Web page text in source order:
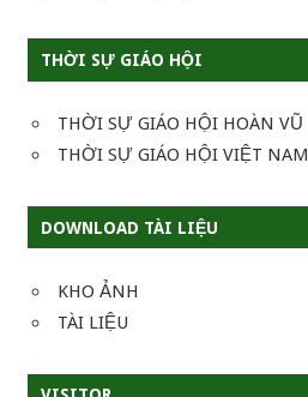
THỜI SỰ GIÁO HỘI
THỜI SỰ GIÁO HỘI HOÀN VŨ
THỜI SỰ GIÁO HỘI VIỆT NAM
DOWNLOAD TÀI LIỆU
KHO ẢNH
TÀI LIỆU